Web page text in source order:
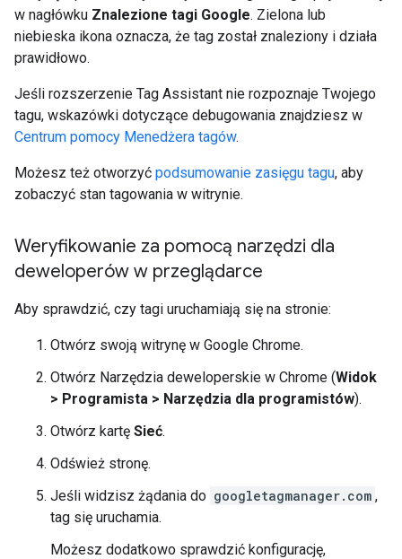
w nagłówku Znalezione tagi Google. Zielona lub
niebieska ikona oznacza, że tag został znaleziony i działa
prawidłowo.
Jeśli rozszerzenie Tag Assistant nie rozpoznaje Twojego
tagu, wskazówki dotyczące debugowania znajdziesz w
Centrum pomocy Menedżera tagów.
Możesz też otworzyć podsumowanie zasięgu tagu, aby
zobaczyć stan tagowania w witrynie.
Weryfikowanie za pomocą narzędzi dla
deweloperów w przeglądarce
Aby sprawdzić, czy tagi uruchamiają się na stronie:
Otwórz swoją witrynę w Google Chrome.
Otwórz Narzędzia deweloperskie w Chrome (Widok
> Programista > Narzędzia dla programistów).
Otwórz kartę Sieć.
Odśwież stronę.
Jeśli widzisz żądania do googletagmanager.com ,
tag się uruchamia.
Możesz dodatkowo sprawdzić konfigurację,